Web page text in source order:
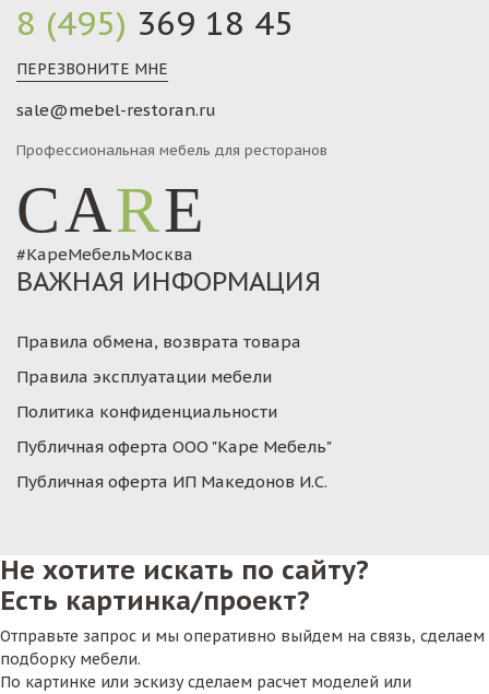
8 (495) 369 18 45
ПЕРЕЗВОНИТЕ МНЕ
sale@mebel-restoran.ru
Профессиональная мебель для ресторанов
CARE
#КареМебельМосква
ВАЖНАЯ ИНФОРМАЦИЯ
Правила обмена, возврата товара
Правила эксплуатации мебели
Политика конфиденциальности
Публичная оферта ООО "Каре Мебель"
Публичная оферта ИП Македонов И.С.
Не хотите искать по сайту?
Есть картинка/проект?
Отправьте запрос и мы оперативно выйдем на связь, сделаем
подборку мебели.
По картинке или эскизу сделаем расчет моделей или